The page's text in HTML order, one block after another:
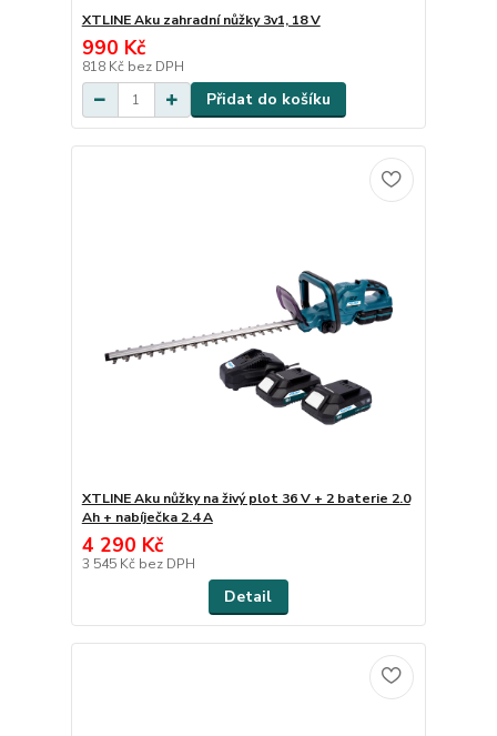
XTLINE Aku zahradní nůžky 3v1, 18 V
990 Kč
818 Kč bez DPH
Přidat do košíku
XTLINE Aku nůžky na živý plot 36 V + 2 baterie 2.0
Ah + nabíječka 2.4 A
4 290 Kč
3 545 Kč bez DPH
Detail